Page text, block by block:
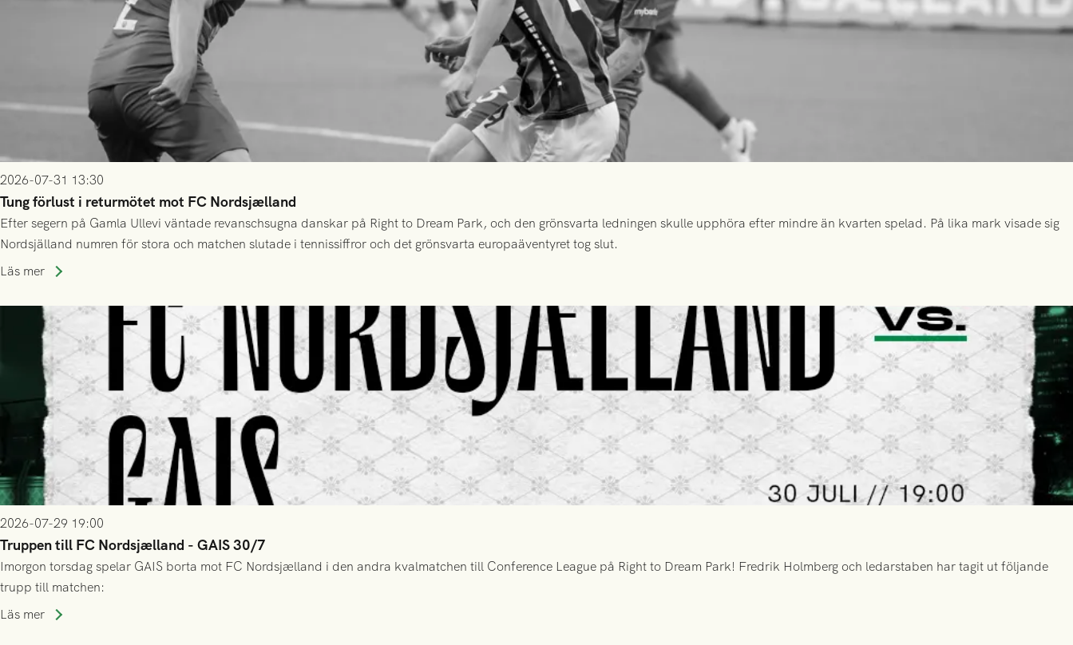
2026-07-31 13:30
Tung förlust i returmötet mot FC Nordsjælland
Efter segern på Gamla Ullevi väntade revanschsugna danskar på Right to Dream Park, och den grönsvarta ledningen skulle upphöra efter mindre än kvarten spelad. På lika mark visade sig
Nordsjälland numren för stora och matchen slutade i tennissiffror och det grönsvarta europaäventyret tog slut.
Läs mer
2026-07-29 19:00
Truppen till FC Nordsjælland - GAIS 30/7
Imorgon torsdag spelar GAIS borta mot FC Nordsjælland i den andra kvalmatchen till Conference League på Right to Dream Park! Fredrik Holmberg och ledarstaben har tagit ut följande
trupp till matchen:
Läs mer